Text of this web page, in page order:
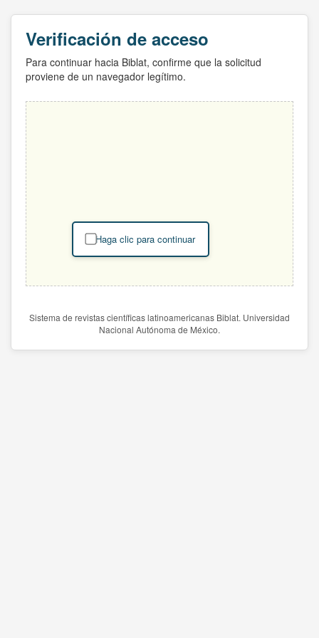
Verificación de acceso
Para continuar hacia Biblat, confirme que la solicitud
proviene de un navegador legítimo.
Haga clic para continuar
Sistema de revistas científicas latinoamericanas Biblat. Universidad
Nacional Autónoma de México.